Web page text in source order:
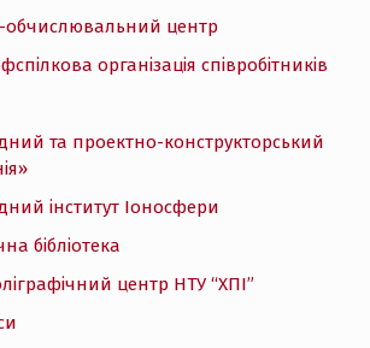
обчислювальний центр
організація співробітників
та проектно-конструкторський
інститут Іоносфери
бібліотека
центр НТУ “ХПІ”